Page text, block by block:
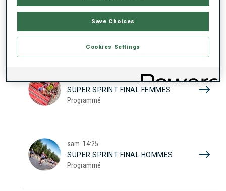
sam.10:20
SUPER SPRINT QUAL. HOMMES
Programmé
SUPER SPRINT FINAL FEMMES
Programmé
sam. 14:25
SUPER SPRINT FINAL HOMMES
Programmé
Save Choices
Cookies Settings